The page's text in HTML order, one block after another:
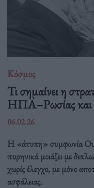
Κόσμος
Τι σημαίνει η
ΗΠΑ–Ρωσίας και
06.02.26
Η «άτυπη» συμφωνία
πυρηνικά μοιάζει με
χωρίς έλεγχο, με μόνο
ασφάλειας.